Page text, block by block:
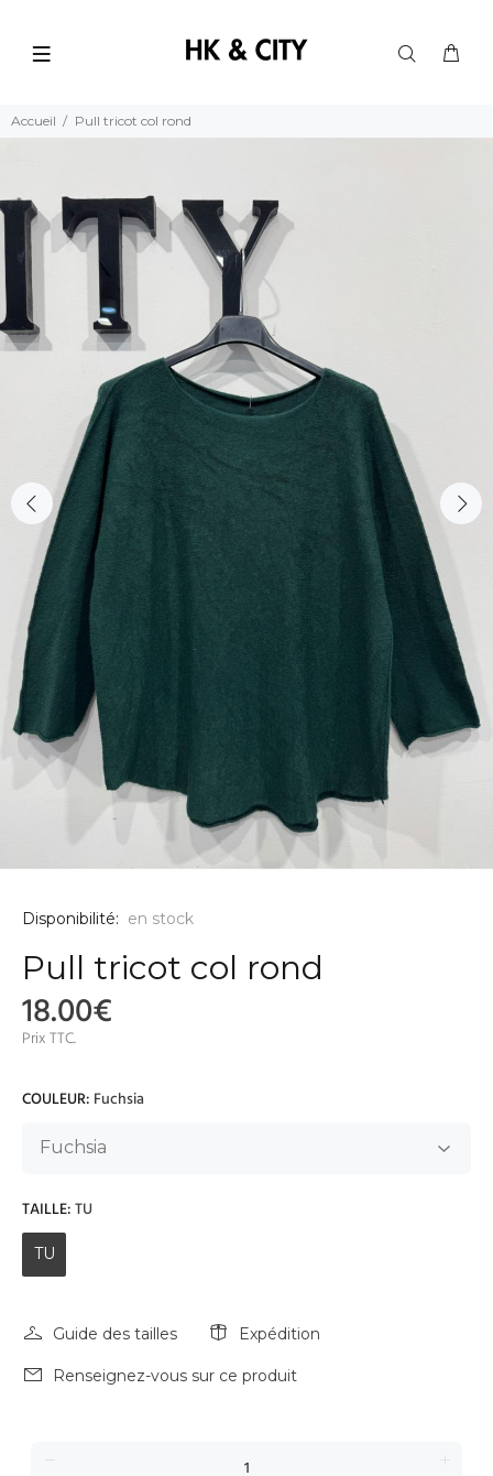
Accueil Pull tricot col rond
Disponibilité: en stock
Pull tricot col rond
18.00€
Prix TTC.
COULEUR: Fuchsia
TAILLE:TU
TU
Guide des tailles Expédition
Renseignez-vous sur ce produit